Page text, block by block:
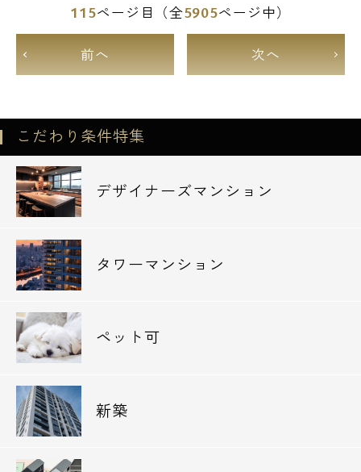
115ページ目（全5905ページ中）
前へ 次へ
こだわり条件特集
デザイナーズマンション
タワーマンション
ペット可
新築